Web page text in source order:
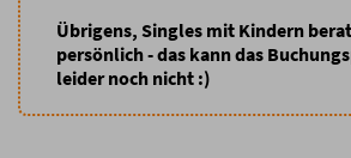
Übrigens, Singles mit Kindern
persönlich - das kann das
leider noch nicht :)